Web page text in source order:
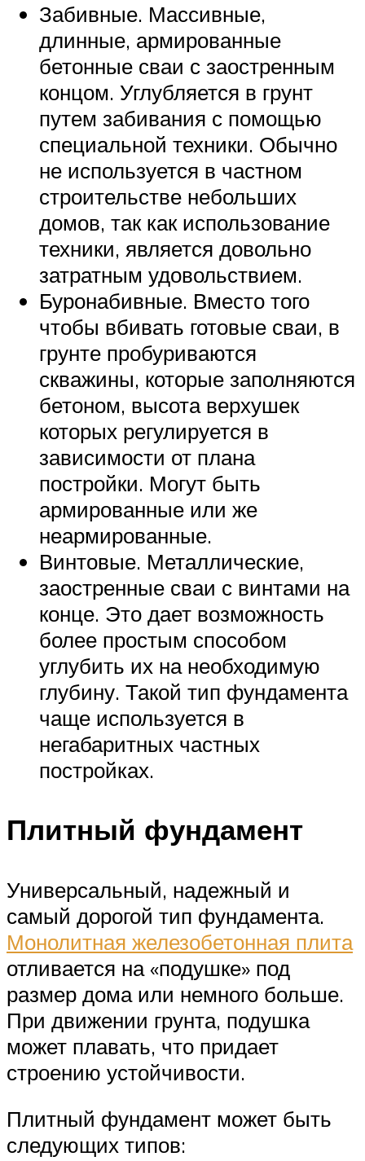
Забивные. Массивные,
длинные, армированные
бетонные сваи с заостренным
концом. Углубляется в грунт
путем забивания с помощью
специальной техники. Обычно
не используется в частном
строительстве небольших
домов, так как использование
техники, является довольно
затратным удовольствием.
Буронабивные. Вместо того
чтобы вбивать готовые сваи, в
грунте пробуриваются
скважины, которые заполняются
бетоном, высота верхушек
которых регулируется в
зависимости от плана
постройки. Могут быть
армированные или же
неармированные.
Винтовые. Металлические,
заостренные сваи с винтами на
конце. Это дает возможность
более простым способом
углубить их на необходимую
глубину. Такой тип фундамента
чаще используется в
негабаритных частных
постройках.
Плитный фундамент
Универсальный, надежный и
самый дорогой тип фундамента.
Монолитная железобетонная плита
отливается на «подушке» под
размер дома или немного больше.
При движении грунта, подушка
может плавать, что придает
строению устойчивости.
Плитный фундамент может быть
следующих типов: